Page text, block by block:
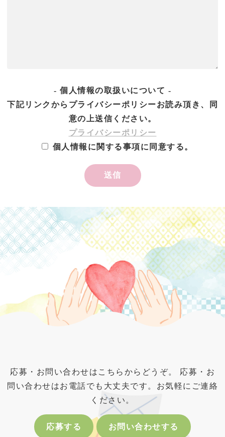
- 個人情報の取扱いについて -
下記リンクからプライバシーポリシーお読み頂き、同
意の上送信ください。
プライバシーポリシー
個人情報に関する事項に同意する。
応募・お問い合わせはこちらからどうぞ。
応募・お
問い合わせはお電話でも大丈夫です。お気軽にご連絡
ください。
応募する お問い合わせする